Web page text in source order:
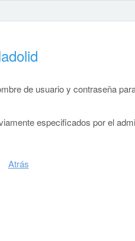
de usuario y contraseña
especificados por el
Atrás